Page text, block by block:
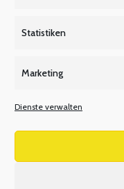
Statistiken
Marketing
Dienste verwalten
AUSBLICKE 5
Hofmann 9 AUF
FINANZBILDUNG
BERUFSWAHL-